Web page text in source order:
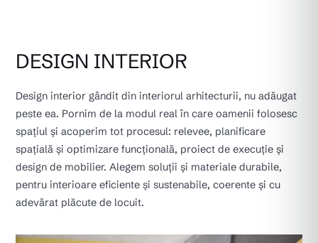
DESIGN INTERIOR
Design interior gândit din interiorul arhitecturii, nu adăugat
peste ea. Pornim de la modul real în care oamenii folosesc
spațiul și acoperim tot procesul: relevee, planificare
spațială și optimizare funcțională, proiect de execuție și
design de mobilier. Alegem soluții și materiale durabile,
pentru interioare eficiente și sustenabile, coerente și cu
adevărat plăcute de locuit.